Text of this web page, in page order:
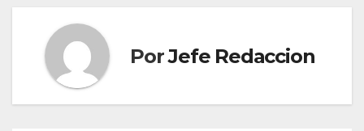
PorJefe Redaccion